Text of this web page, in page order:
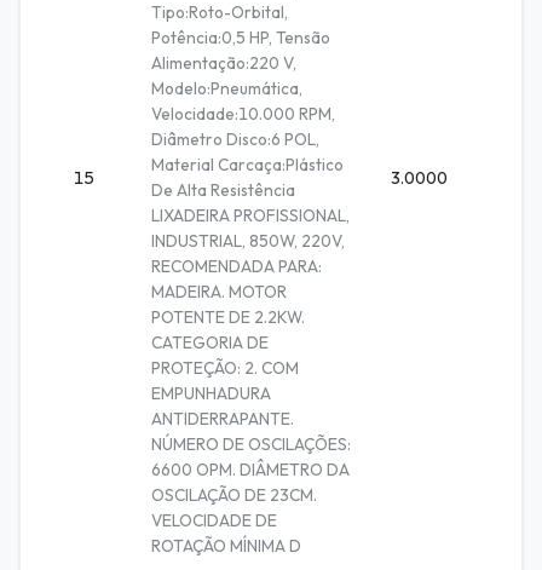
15
Tipo:Roto-Orbital,
Potência:0,5 HP, Tensão
Alimentação:220 V,
Modelo:Pneumática,
Velocidade:10.000 RPM,
Diâmetro Disco:6 POL,
Material Carcaça:Plástico
De Alta Resistência
LIXADEIRA PROFISSIONAL,
INDUSTRIAL, 850W, 220V,
RECOMENDADA PARA:
MADEIRA. MOTOR
POTENTE DE 2.2KW.
CATEGORIA DE
PROTEÇÃO: 2. COM
EMPUNHADURA
ANTIDERRAPANTE.
NÚMERO DE OSCILAÇÕES:
6600 OPM. DIÂMETRO DA
OSCILAÇÃO DE 23CM.
VELOCIDADE DE
ROTAÇÃO MÍNIMA D
3.0000